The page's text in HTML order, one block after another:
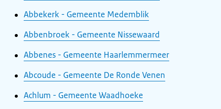
Abbekerk - Gemeente Medemblik
Abbenbroek - Gemeente Nissewaard
Abbenes - Gemeente Haarlemmermeer
Abcoude - Gemeente De Ronde Venen
Achlum - Gemeente Waadhoeke